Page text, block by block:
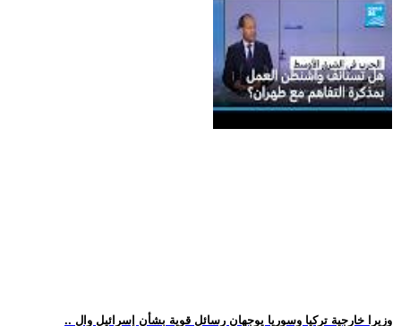
.. وزيرا خارجية تركيا وسوريا يوجهان رسائل قوية بشأن إسرائيل وال